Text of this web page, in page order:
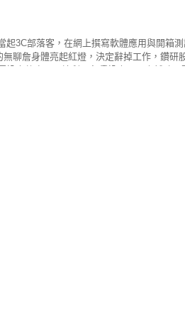
3C部落客，在網上撰寫軟體應用與開箱
聊詹身體亮起紅燈，決定辭掉工作，鑽
資整合，開始利用各種投資工具來輔助
為理念的雙重認證，技術面源自葛蘭碧